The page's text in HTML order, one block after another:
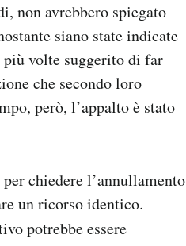
non avrebbero spiegato
siano state indicate
volte suggerito di far
che secondo loro
però, l’appalto è stato
chiedere l’annullamento
un ricorso identico.
potrebbe essere